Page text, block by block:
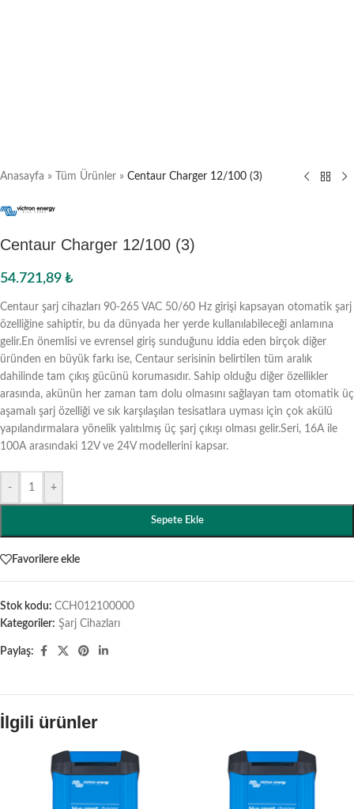
Anasayfa » Tüm Ürünler » Centaur Charger 12/100 (3)
Centaur Charger 12/100 (3)
54.721,89 ₺
Centaur şarj cihazları 90-265 VAC 50/60 Hz girişi kapsayan otomatik şarj
özelliğine sahiptir, bu da dünyada her yerde kullanılabileceği anlamına
gelir.En önemlisi ve evrensel giriş sunduğunu iddia eden birçok diğer
üründen en büyük farkı ise, Centaur serisinin belirtilen tüm aralık
dahilinde tam çıkış gücünü korumasıdır. Sahip olduğu diğer özellikler
arasında, akünün her zaman tam dolu olmasını sağlayan tam otomatik üç
aşamalı şarj özelliği ve sık karşılaşılan tesisatlara uyması için çok akülü
yapılandırmalara yönelik yalıtılmış üç şarj çıkışı olması gelir.Seri, 16A ile
100A arasındaki 12V ve 24V modellerini kapsar.
- +
Sepete Ekle
Favorilere ekle
Stok kodu: CCH012100000
Kategoriler: Şarj Cihazları
Paylaş:
İlgili ürünler